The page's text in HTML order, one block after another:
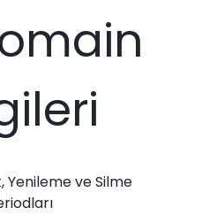
Yenileme ve Silme